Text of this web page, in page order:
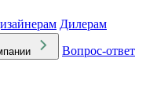
Дилерам
Вопрос-ответ